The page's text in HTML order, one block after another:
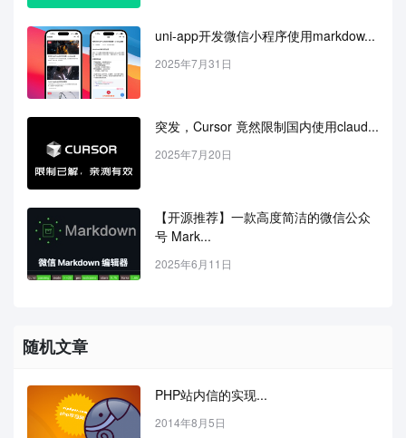
uni-app开发微信小程序使用markdow...
2025年7月31日
突发，Cursor 竟然限制国内使用claud...
2025年7月20日
【开源推荐】一款高度简洁的微信公众
号 Mark...
2025年6月11日
随机文章
PHP站内信的实现...
2014年8月5日